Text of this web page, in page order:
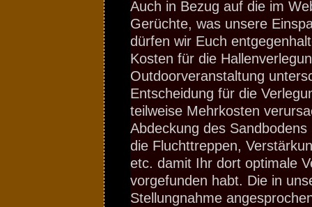
Auch in Bezug auf die im
Gerüchte, was unsere
dürfen wir Euch
Kosten für die
Outdoorveranstaltung
Entscheidung für die
teilweise Mehrkosten
Abdeckung des
die Fluchttreppen,
etc. damit Ihr dort optimale
vorgefunden habt. Die in
Stellungnahme